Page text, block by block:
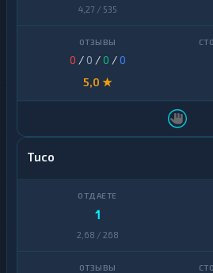
4,27 / 535
0 / 0 /0 /0
5,0 ★
Tuco
1
2,68 / 268